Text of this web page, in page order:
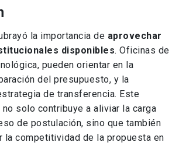
la importancia de aprovechar
disponibles. Oficinas de
pueden orientar en la
del presupuesto, y la
de transferencia. Este
no solo contribuye a aliviar la carga
de postulación, sino que también
la competitividad de la propuesta en